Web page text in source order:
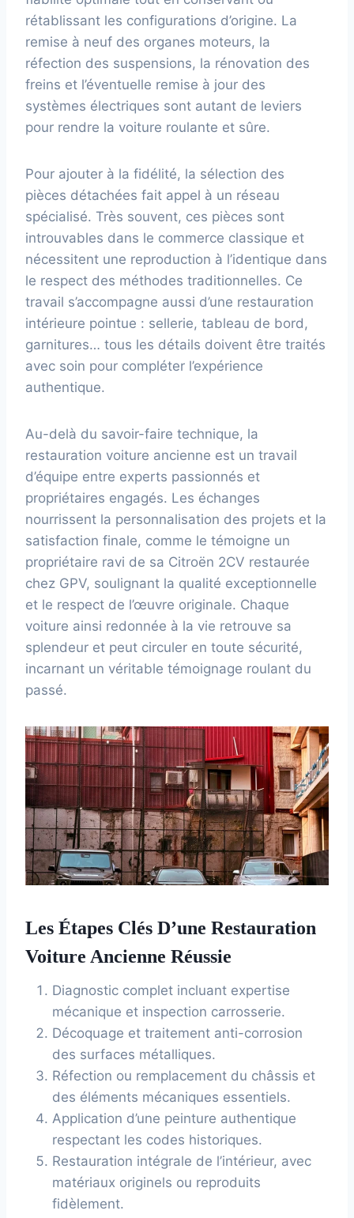
rétablissant les configurations d’origine. La
remise à neuf des organes moteurs, la
réfection des suspensions, la rénovation des
freins et l’éventuelle remise à jour des
systèmes électriques sont autant de leviers
pour rendre la voiture roulante et sûre.
Pour ajouter à la fidélité, la sélection des
pièces détachées fait appel à un réseau
spécialisé. Très souvent, ces pièces sont
introuvables dans le commerce classique et
nécessitent une reproduction à l’identique dans
le respect des méthodes traditionnelles. Ce
travail s’accompagne aussi d’une restauration
intérieure pointue : sellerie, tableau de bord,
garnitures… tous les détails doivent être traités
avec soin pour compléter l’expérience
authentique.
Au-delà du savoir-faire technique, la
restauration voiture ancienne est un travail
d’équipe entre experts passionnés et
propriétaires engagés. Les échanges
nourrissent la personnalisation des projets et la
satisfaction finale, comme le témoigne un
propriétaire ravi de sa Citroën 2CV restaurée
chez GPV, soulignant la qualité exceptionnelle
et le respect de l’œuvre originale. Chaque
voiture ainsi redonnée à la vie retrouve sa
splendeur et peut circuler en toute sécurité,
incarnant un véritable témoignage roulant du
passé.
Les Étapes Clés D’une Restauration
Voiture Ancienne Réussie
Diagnostic complet incluant expertise
mécanique et inspection carrosserie.
Décoquage et traitement anti-corrosion
des surfaces métalliques.
Réfection ou remplacement du châssis et
des éléments mécaniques essentiels.
Application d’une peinture authentique
respectant les codes historiques.
Restauration intégrale de l’intérieur, avec
matériaux originels ou reproduits
fidèlement.